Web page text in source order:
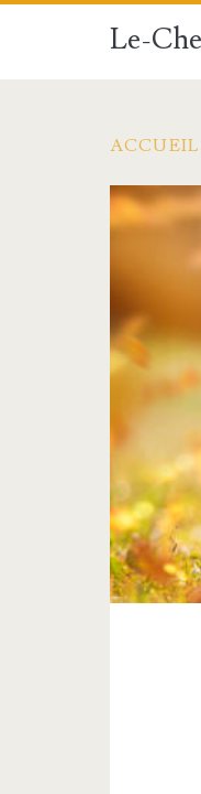
Le-
ACCUEIL